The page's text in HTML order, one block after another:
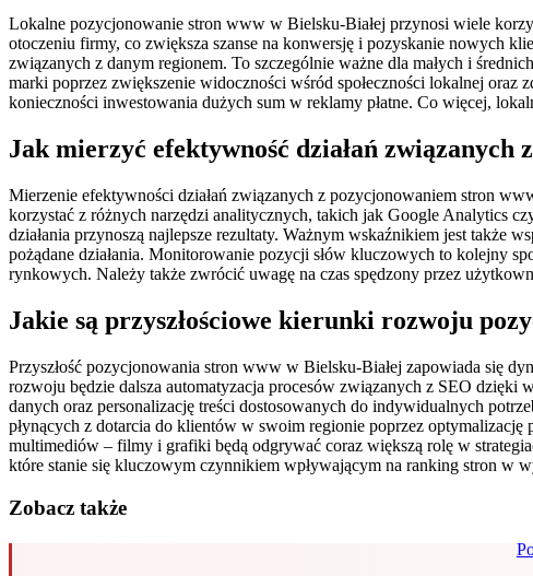
Lokalne pozycjonowanie stron www w Bielsku-Białej przynosi wiele
otoczeniu firmy, co zwiększa szanse na konwersję i pozyskanie nowych
związanych z danym regionem. To szczególnie ważne dla małych i
marki poprzez zwiększenie widoczności wśród społeczności lokalnej
konieczności inwestowania dużych sum w reklamy płatne. Co więcej,
Jak mierzyć efektywność działań związanych
Mierzenie efektywności działań związanych z pozycjonowaniem stron
korzystać z różnych narzędzi analitycznych, takich jak Google Analytics
działania przynoszą najlepsze rezultaty. Ważnym wskaźnikiem jest
pożądane działania. Monitorowanie pozycji słów kluczowych to kolejny
rynkowych. Należy także zwrócić uwagę na czas spędzony przez
Jakie są przyszłościowe kierunki rozwoju
Przyszłość pozycjonowania stron www w Bielsku-Białej zapowiada się
rozwoju będzie dalsza automatyzacja procesów związanych z SEO
danych oraz personalizację treści dostosowanych do indywidualnych
płynących z dotarcia do klientów w swoim regionie poprzez
multimediów – filmy i grafiki będą odgrywać coraz większą rolę w
które stanie się kluczowym czynnikiem wpływającym na ranking stron w
Zobacz także